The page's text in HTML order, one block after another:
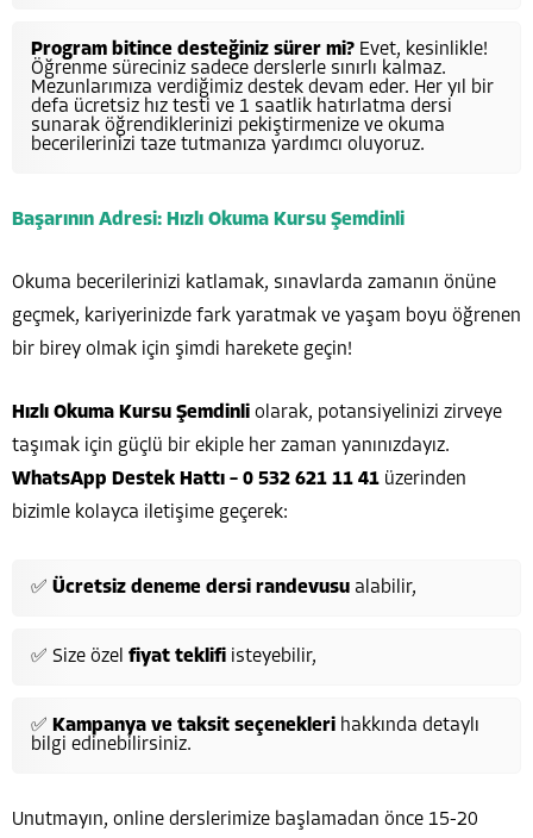
Program bitince desteğiniz sürer mi? Evet, kesinlikle!
Öğrenme süreciniz sadece derslerle sınırlı kalmaz.
Mezunlarımıza verdiğimiz destek devam eder. Her yıl bir
defa ücretsiz hız testi ve 1 saatlik hatırlatma dersi
sunarak öğrendiklerinizi pekiştirmenize ve okuma
becerilerinizi taze tutmanıza yardımcı oluyoruz.
Başarının Adresi: Hızlı Okuma Kursu Şemdinli
Okuma becerilerinizi katlamak, sınavlarda zamanın önüne
geçmek, kariyerinizde fark yaratmak ve yaşam boyu öğrenen
bir birey olmak için şimdi harekete geçin!
Hızlı Okuma Kursu Şemdinli olarak, potansiyelinizi zirveye
taşımak için güçlü bir ekiple her zaman yanınızdayız.
WhatsApp Destek Hattı – 0 532 621 11 41 üzerinden
bizimle kolayca iletişime geçerek:
✅ Ücretsiz deneme dersi randevusu alabilir,
✅ Size özel fiyat teklifi isteyebilir,
✅ Kampanya ve taksit seçenekleri hakkında detaylı
bilgi edinebilirsiniz.
Unutmayın, online derslerimize başlamadan önce 15-20